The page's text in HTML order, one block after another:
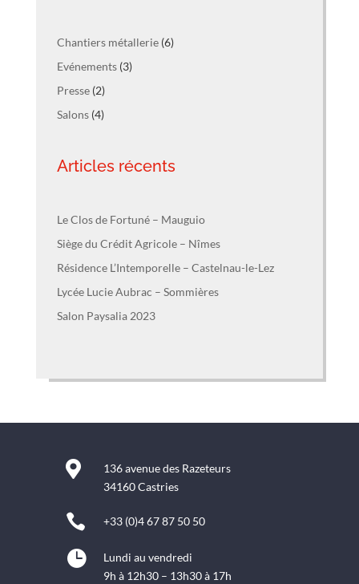
Chantiers métallerie(6)
Evénements(3)
Presse(2)
Salons(4)
Articles récents
Le Clos de Fortuné – Mauguio
Siège du Crédit Agricole – Nîmes
Résidence L’Intemporelle – Castelnau-le-Lez
Lycée Lucie Aubrac – Sommières
Salon Paysalia 2023

136 avenue des Razeteurs
34160 Castries
 +33 (0)4 67 87 50 50

Lundi au vendredi
9h à 12h30 – 13h30 à 17h